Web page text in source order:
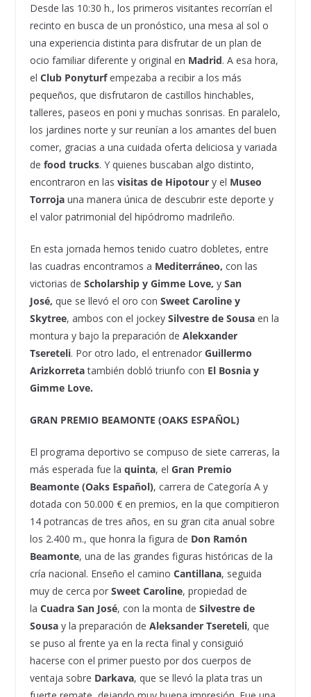
Desde las 10:30 h., los primeros visitantes recorrían el
recinto en busca de un pronóstico, una mesa al sol o
una experiencia distinta para disfrutar de un plan de
ocio familiar diferente y original en Madrid. A esa hora,
el Club Ponyturfempezaba a recibir a los más
pequeños, que disfrutaron de castillos hinchables,
talleres, paseos en poni y muchas sonrisas. En paralelo,
los jardines norte y sur reunían a los amantes del buen
comer, gracias a una cuidada oferta deliciosa y variada
de food trucks. Y quienes buscaban algo distinto,
encontraron en las visitas de Hipotoury el Museo
Torrojauna manera única de descubrir este deporte y
el valor patrimonial del hipódromo madrileño.
En esta jornada hemos tenido cuatro dobletes, entre
las cuadras encontramos a Mediterráneo, con las
victorias de Scholarship y Gimme Love, y San
José, que se llevó el oro con Sweet Caroline y
Skytree, ambos con el jockey Silvestre de Sousa en la
montura y bajo la preparación de Alekxander
Tsereteli. Por otro lado, el entrenador Guillermo
Arizkorretatambién dobló triunfo con El Bosnia y
Gimme Love.
GRAN PREMIO BEAMONTE (OAKS ESPAÑOL)
El programa deportivo se compuso de siete carreras, la
más esperada fue la quinta, el Gran Premio
Beamonte (Oaks Español), carrera de Categoría A y
dotada con 50.000 € en premios, en la que compitieron
14 potrancas de tres años, en su gran cita anual sobre
los 2.400 m., que honra la figura de Don Ramón
Beamonte, una de las grandes figuras históricas de la
cría nacional. Enseño el camino Cantillana, seguida
muy de cerca por Sweet Caroline, propiedad de
la Cuadra San José, con la monta de Silvestre de
Sousay la preparación de Aleksander Tsereteli, que
se puso al frente ya en la recta final y consiguió
hacerse con el primer puesto por dos cuerpos de
ventaja sobre Darkava, que se llevó la plata tras un